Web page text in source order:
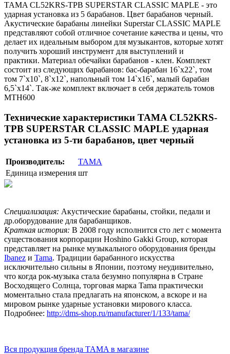
TAMA CL52KRS-TPB SUPERSTAR CLASSIC MAPLE - это
ударная установка из 5 барабанов. Цвет барабанов черный.
Акустические барабаны линейки Superstar CLASSIC MAPLE
представляют собой отличное сочетание качества и цены, что
делает их идеальным выбором для музыкантов, которые хотят
получить хороший инструмент для выступлений и
практики. Материал обечайки барабанов - клен. Комплект
состоит из следующих барабанов: бас-барабан 16`x22`, том
том 7`x10`, 8`x12`, напольный том 14`x16`, малый барабан
6,5`x14`. Так-же комплект включает в себя держатель томов
MTH600
Технические характеристики TAMA CL52KRS-
TPB SUPERSTAR CLASSIC MAPLE ударная
установка из 5-ти барабанов, цвет черный
Производитель:
TAMA
Единица измерения шт
Специализация: Акустические барабаны, стойки, педали и
др.оборудование для барабанщиков.
Краткая история: В 2008 году исполнится сто лет с момента
существования корпорации Hoshino Gakki Group, которая
представляет на рынке музыкального оборудования бренды
Ibanez и Tama. Традиции барабанного искусства
исключительно сильны в Японии, поэтому неудивительно,
что когда рок-музыка стала безумно популярна в Стране
Восходящего Солнца, торговая марка Tama практически
моментально стала предлагать на японском, а вскоре и на
мировом рынке ударные установки мирового класса.
Подробнее: http://dms-shop.ru/manufacturer/1/133/tama/
Вся продукция бренда TAMA в магазине